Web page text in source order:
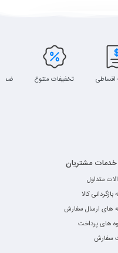
اقساطی تخفیفات متنوع
خدمات مشتریان
متداول
بازگردانی کالا
های ارسال سفارش
های پرداخت
سفارش